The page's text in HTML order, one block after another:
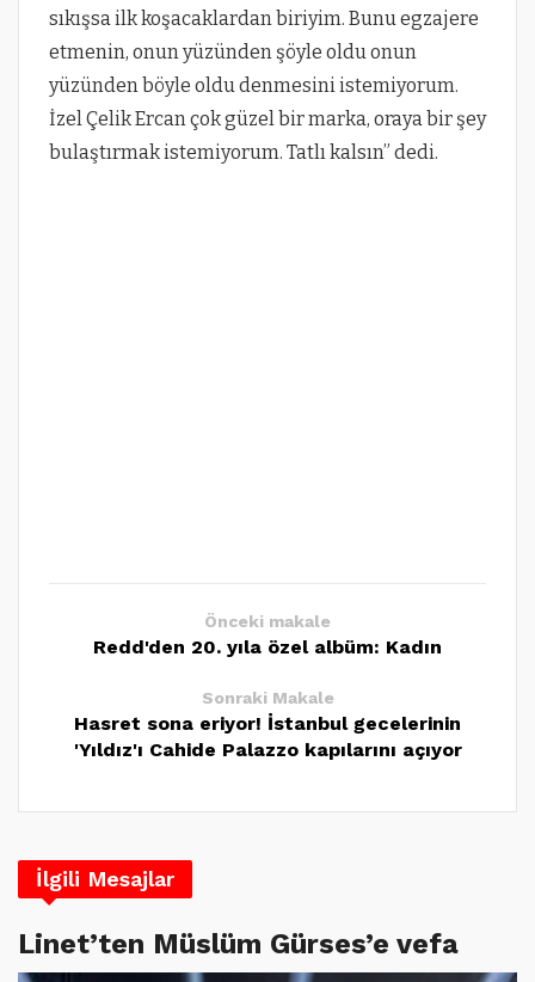
sıkışsa ilk koşacaklardan biriyim. Bunu egzajere
etmenin, onun yüzünden şöyle oldu onun
yüzünden böyle oldu denmesini istemiyorum.
İzel Çelik Ercan çok güzel bir marka, oraya bir şey
bulaştırmak istemiyorum. Tatlı kalsın” dedi.
Önceki makale
Redd'den 20. yıla özel albüm: Kadın
Sonraki Makale
Hasret sona eriyor! İstanbul gecelerinin
'Yıldız'ı Cahide Palazzo kapılarını açıyor
İlgili Mesajlar
Linet’ten Müslüm Gürses’e vefa